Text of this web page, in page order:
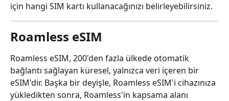
için hangi SIM kartı kullanacağınızı belirleyebilirsiniz.
Roamless eSIM
Roamless eSIM, 200'den fazla ülkede otomatik
bağlantı sağlayan küresel, yalnızca veri içeren bir
eSIM'dir. Başka bir deyişle, Roamless eSIM'i cihazınıza
yükledikten sonra, Roamless'in kapsama alanı